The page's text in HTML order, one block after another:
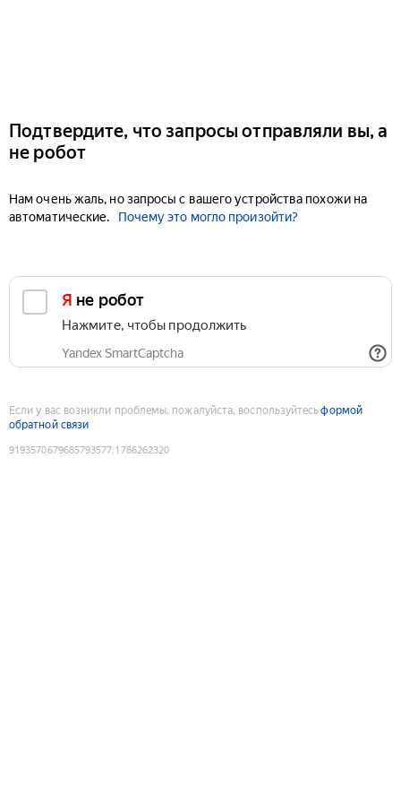
Подтвердите, что запросы отправляли вы, а
не робот
Нам очень жаль, но запросы с вашего устройства похожи на
автоматические.
Почему это могло произойти?
Я не робот
Нажмите, чтобы продолжить
Yandex SmartCaptcha
Если у вас возникли проблемы, пожалуйста, воспользуйтесьформой
обратной связи
9193570679685793577:1786262320